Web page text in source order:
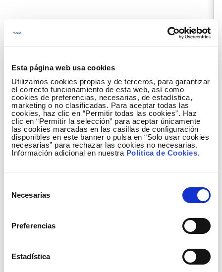
Esta página web usa cookies
Utilizamos cookies propias y de terceros, para garantizar
el correcto funcionamiento de esta web, así como
cookies de preferencias, necesarias, de estadística,
marketing o no clasificadas. Para aceptar todas las
cookies, haz clic en “Permitir todas las cookies”. Haz
clic en “Permitir la selección” para aceptar únicamente
las cookies marcadas en las casillas de configuración
disponibles en este banner o pulsa en “Solo usar cookies
necesarias” para rechazar las cookies no necesarias.
Información adicional en nuestra Política de Cookies.
Necesarias
Preferencias
Estadística